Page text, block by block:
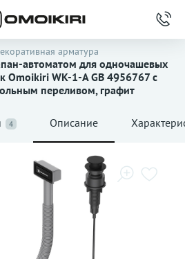
арматура
автоматом для одночашевых
Omoikiri WK-1-A GB 4956767 с
переливом, графит
4 Описание